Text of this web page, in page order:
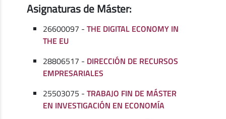
Asignaturas de Máster:
26600097 -THE DIGITAL ECONOMY IN
THE EU
28806517 - DIRECCIÓN DE RECURSOS
EMPRESARIALES
25503075 -TRABAJO FIN DE MÁSTER
EN INVESTIGACIÓN EN ECONOMÍA